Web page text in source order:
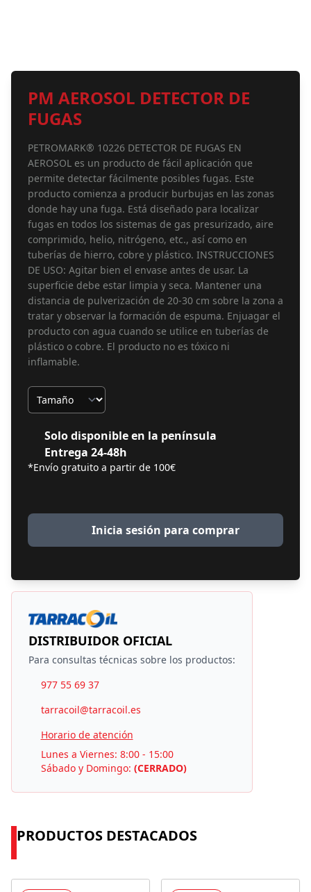
PM AEROSOL DETECTOR DE
FUGAS
PETROMARK® 10226 DETECTOR DE FUGAS EN
AEROSOL es un producto de fácil aplicación que
permite detectar fácilmente posibles fugas. Este
producto comienza a producir burbujas en las zonas
donde hay una fuga. Está diseñado para localizar
fugas en todos los sistemas de gas presurizado, aire
comprimido, helio, nitrógeno, etc., así como en
tuberías de hierro, cobre y plástico. INSTRUCCIONES
DE USO: Agitar bien el envase antes de usar. La
superficie debe estar limpia y seca. Mantener una
distancia de pulverización de 20-30 cm sobre la zona a
tratar y observar la formación de espuma. Enjuagar el
producto con agua cuando se utilice en tuberías de
plástico o cobre. El producto no es tóxico ni
inflamable.
Tamaño
Solo disponible en la península
Entrega 24-48h
*Envío gratuito a partir de 100€
Inicia sesión para comprar
DISTRIBUIDOR OFICIAL
Para consultas técnicas sobre los productos:
977 55 69 37
tarracoil@tarracoil.es
Horario de atención
Lunes a Viernes: 8:00 - 15:00
Sábado y Domingo: (CERRADO)
PRODUCTOS DESTACADOS